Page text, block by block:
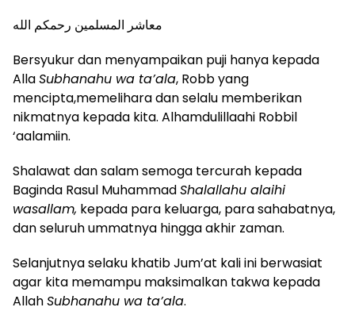
معاشر المسلمين رحمكم الله
Bersyukur dan menyampaikan puji hanya kepada
AllaSubhanahu wa ta’ala, Robb yang
mencipta,memelihara dan selalu memberikan
nikmatnya kepada kita. Alhamdulillaahi Robbil
‘aalamiin.
Shalawat dan salam semoga tercurah kepada
Baginda Rasul MuhammadShalallahu alaihi
wasallam, kepada para keluarga, para sahabatnya,
dan seluruh ummatnya hingga akhir zaman.
Selanjutnya selaku khatib Jum’at kali ini berwasiat
agar kita memampu maksimalkan takwa kepada
AllahSubhanahu wa ta’ala.